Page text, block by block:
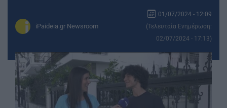
iPaideia.gr Newsroom
01/07/2024 - 12:09
(Τελευταία Ενημέρωση:
02/07/2024 - 17:13)